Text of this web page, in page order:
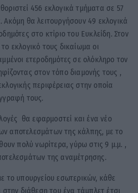
456 εκλογικά τμήματα σε 57
Ακόμη θα λειτουργήσουν 49 εκλογικά
στο κτίριο του Ευκλείδη. Στον
εκλογικό τους δικαίωμα οι
ετεροδημότες σε ολόκληρο τον
στον τόπο διαμονής τους ,
περιφέρειας στην οποία
τους.
θα εφαρμοστεί και ένα νέο
αποτελεσμάτων της κάλπης, με το
πολύ νωρίτερα, γύρω στις 9 μ.μ. ,
της αναμέτρησης.
το υπουργείου εσωτερικών, κάθε
στην διάθεση του ένα τάμπλετ έτσι